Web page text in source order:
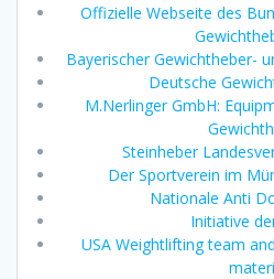
Offizielle Webseite des
Bayerischer Gewichtheber-
Deutsche
M.Nerlinger GmbH:
Steinheber
Der Sportverein im
Nationale Anti
Initiative
USA Weightlifting team